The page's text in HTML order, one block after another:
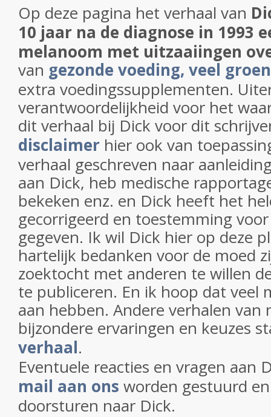
Op deze pagina het verhaal van
10 jaar na de diagnose in 1993
melanoom met uitzaaiingen
van gezonde voeding, veel
extra voedingssupplementen.
verantwoordelijkheid voor het
dit verhaal bij Dick voor dit
disclaimer hier ook van
verhaal geschreven naar
aan Dick, heb medische
bekeken enz. en Dick heeft het
gecorrigeerd en toestemming
gegeven. Ik wil Dick hier op deze
hartelijk bedanken voor de moed
zoektocht met anderen te willen
te publiceren. En ik hoop dat veel
aan hebben. Andere verhalen van
bijzondere ervaringen en keuzes
verhaal.
Eventuele reacties en vragen aan
mail aan ons worden gestuurd
doorsturen naar Dick.